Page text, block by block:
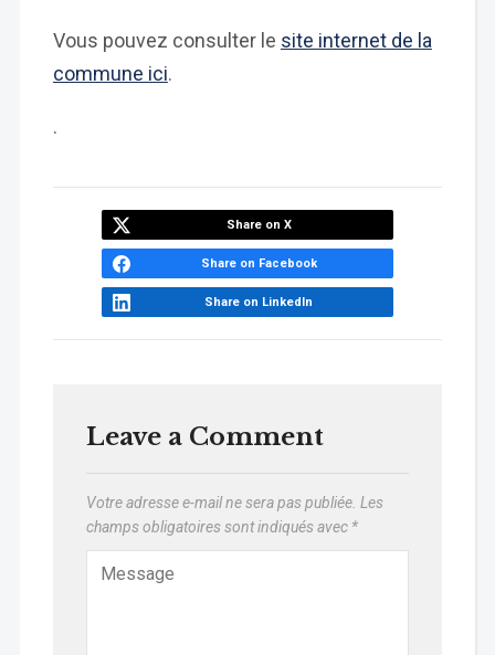
Vous pouvez consulter le site internet de la
commune ici.
.
Share on X
Share on Facebook
Share on LinkedIn
Leave a Comment
Votre adresse e-mail ne sera pas publiée. Les
champs obligatoires sont indiqués avec *